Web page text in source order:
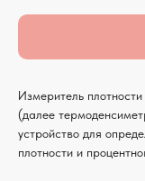
Измеритель
(далее
устройство для
плотности и